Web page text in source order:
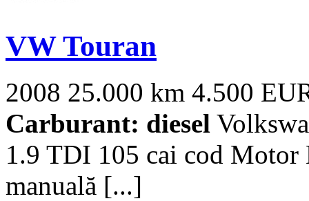
VW Touran
2008 25.000 km 4.500
Carburant: diesel
1.9 TDI 105 cai cod
manuală [...]